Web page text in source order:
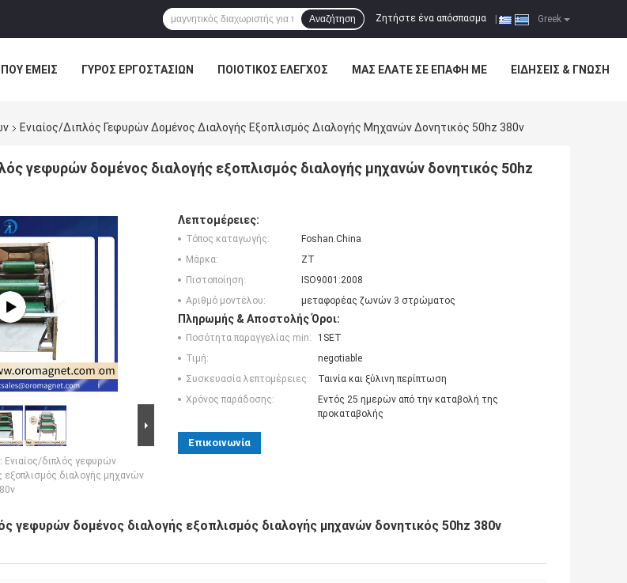
Greek
Ζητήστε ένα απόσπασμα
Αναζήτηση
ΕΜΕΊΣ ΓΎΡΟΣ ΕΡΓΟΣΤΑΣΊΩΝ ΠΟΙΟΤΙΚΌΣ ΈΛΕΓΧΟΣ ΜΑΣ ΕΛΆΤΕ ΣΕ ΕΠΑΦΉ ΜΕ ΕΙΔΉΣΕΙΣ & ΓΝΏΣΗ
Ενιαίος/διπλός Γεφυρών Δομένος Διαλογής Εξοπλισμός Διαλογής Μηχανών Δονητικός 50hz 380v
γεφυρών δομένος διαλογής εξοπλισμός διαλογής μηχανών δονητικός 50hz
Ενιαίος/διπλός γεφυρών
εξοπλισμός διαλογής μηχανών
Λεπτομέρειες:
Τόπος καταγωγής:
Foshan.China
Μάρκα:
ZT
Πιστοποίηση:
ISO9001:2008
Αριθμό μοντέλου:
μεταφορέας ζωνών 3 στρώματος
Πληρωμής & Αποστολής Όροι:
Ποσότητα παραγγελίας min:
1SET
Τιμή:
negotiable
Συσκευασία λεπτομέρειες:
Ταινία και ξύλινη περίπτωση
Χρόνος παράδοσης:
Εντός 25 ημερών από την καταβολή της
προκαταβολής
Επικοινωνία
γεφυρών δομένος διαλογής εξοπλισμός διαλογής μηχανών δονητικός 50hz 380v